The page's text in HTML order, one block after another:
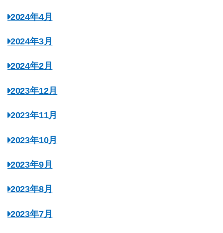
2024年4月
2024年3月
2024年2月
2023年12月
2023年11月
2023年10月
2023年9月
2023年8月
2023年7月